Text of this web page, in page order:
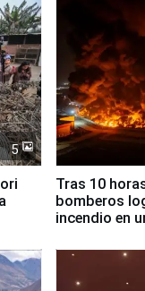
5
Tras 10
bomberos
incendio en